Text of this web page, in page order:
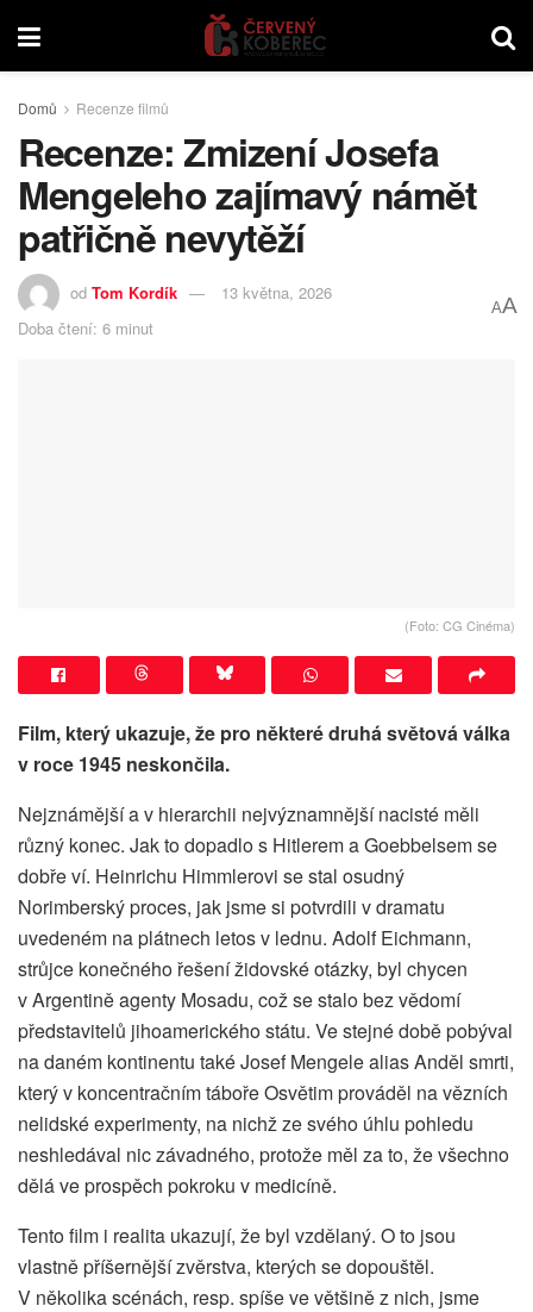
Domů Recenze filmů
Recenze: Zmizení Josefa
Mengeleho zajímavý námět
patřičně nevytěží
od Tom Kordík
13 května, 2026
Doba čtení: 6 minut
AA
(Foto: CG Cinéma)
Film, který ukazuje, že pro některé druhá světová válka
v roce 1945 neskončila.
Nejznámější a v hierarchii nejvýznamnější nacisté měli
různý konec. Jak to dopadlo s Hitlerem a Goebbelsem se
dobře ví. Heinrichu Himmlerovi se stal osudný
Norimberský proces, jak jsme si potvrdili v dramatu
uvedeném na plátnech letos v lednu. Adolf Eichmann,
strůjce konečného řešení židovské otázky, byl chycen
v Argentině agenty Mosadu, což se stalo bez vědomí
představitelů jihoamerického státu. Ve stejné době pobýval
na daném kontinentu také Josef Mengele alias Anděl smrti,
který v koncentračním táboře Osvětim prováděl na vězních
nelidské experimenty, na nichž ze svého úhlu pohledu
neshledával nic závadného, protože měl za to, že všechno
dělá ve prospěch pokroku v medicíně.
Tento film i realita ukazují, že byl vzdělaný. O to jsou
vlastně příšernější zvěrstva, kterých se dopouštěl.
V několika scénách, resp. spíše ve většině z nich, jsme